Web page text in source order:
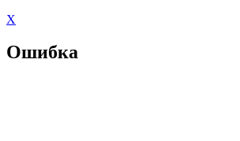
X
Ошибка